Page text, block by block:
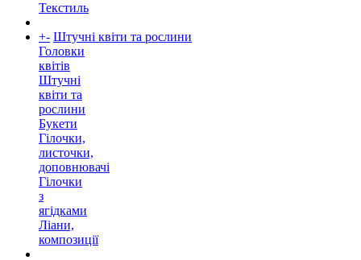
Текстиль
+- Штучні квіти та рослини
Головки
квітів
Штучні
квіти та
рослини
Букети
Гілочки,
листочки,
доповнювачі
Гілочки
з
ягідками
Ліани,
композиції